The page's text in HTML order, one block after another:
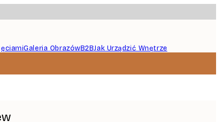
Galeria ObrazówB2BJak Urządzić Wnętrze